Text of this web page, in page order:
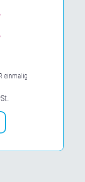
einmalig